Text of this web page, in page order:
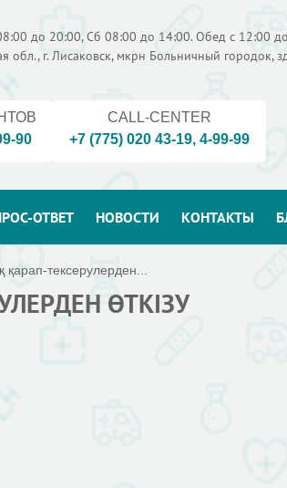
до 20:00, Сб 08:00 до 14:00. Обед с 12:00
обл., г. Лисаковск, мкрн Больничный городок,
90
CALL-CENTER
+7 (775) 020 43-19, 4-99-99
ОТВЕТ НОВОСТИ КОНТАКТЫ
тексерулерден...
ӨТКІЗУ